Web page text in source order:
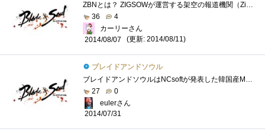
ZBNとは？ ZIGSOWが運営する架空の報道機関（ZigsowBroadcastingNetwork）である。 前回依頼によりZBN登山部を発足。ファンタシースターオンライン２の世...
36
4
カーリーさん
2014/08/07
(更新: 2014/08/11)
ブレイドアンドソウル
ブレイドアンドソウルはNCsoftが発表した韓国産MMORPGで、2012年に韓国で、2013年で中国でサービスが開始されました。 日本では2014年5月20日からサ�...
27
0
eulerさん
2014/07/31